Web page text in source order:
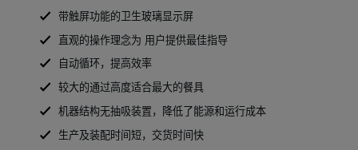
带触屏功能的卫生玻璃显示屏
直观的操作理念为 用户提供最佳指导
自动循环，提高效率
较大的通过高度适合最大的餐具
机器结构无抽吸装置，降低了能源和运行成本
生产及装配时间短，交货时间快